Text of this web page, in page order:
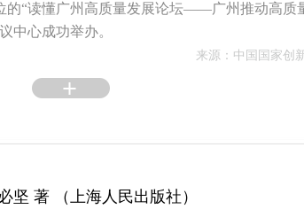
的“读懂广州高质量发展论坛——广州推动高质
中心成功举办。
来源：中国国家创
坚 著 （上海人民出版社）